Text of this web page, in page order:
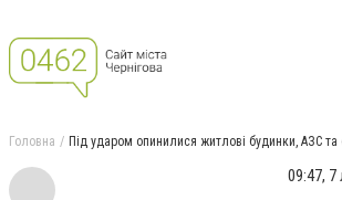
Головна Під ударом опинилися житлові будинки, АЗС та
09:47, 7